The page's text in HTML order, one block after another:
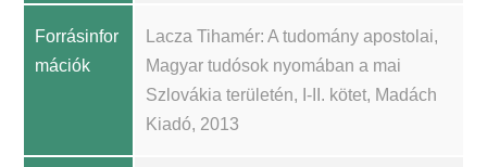
Forrásinfor
mációk
Lacza Tihamér: A tudomány apostolai,
Magyar tudósok nyomában a mai
Szlovákia területén, I-II. kötet, Madách
Kiadó, 2013